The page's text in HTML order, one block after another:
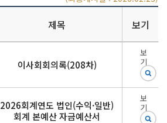
제목 보기
이사회회의록(208차)
보
기
2026회계연도 법인(수익·일반)
회계 본예산 자금예산서
보
기